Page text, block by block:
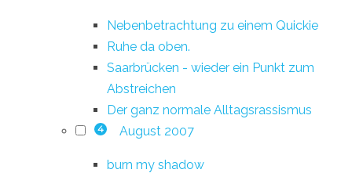
Nebenbetrachtung zu einem Quickie
Ruhe da oben.
Saarbrücken - wieder ein Punkt zum
Abstreichen
Der ganz normale Alltagsrassismus
4 August 2007
burn my shadow